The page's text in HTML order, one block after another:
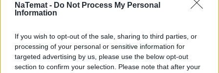
NaTemat - Do Not Process My Personal
Information
If you wish to opt-out of the sale, sharing to third parties, or
processing of your personal or sensitive information for
targeted advertising by us, please use the below opt-out
section to confirm your selection. Please note that after your
Ekran i obudowa smartfona